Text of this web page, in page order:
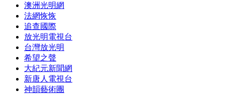
澳洲光明網
法網恢恢
追查國際
放光明電視台
台灣放光明
希望之聲
大紀元新聞網
新唐人電視台
神韻藝術團